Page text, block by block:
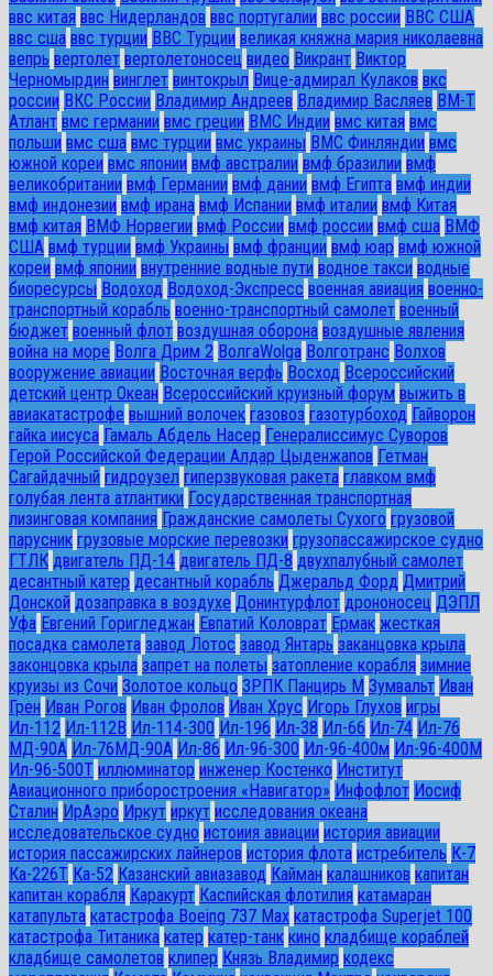
ввс китая ввс Нидерландов ввс португалии ввс россии ВВС США
ввс сша ввс турции ВВС Турции великая княжна мария николаевна
вепрь вертолет вертолетоносец видео Викрант Виктор
Черномырдин винглет винтокрыл Вице-адмирал Кулаков вкс
россии ВКС России Владимир Андреев Владимир Васляев ВМ-Т
Атлант вмс германии вмс греции ВМС Индии вмс китая вмс
польши вмс сша вмс турции вмс украины ВМС Финляндии вмс
южной кореи вмс японии вмф австралии вмф бразилии вмф
великобритании вмф Германии вмф дании вмф Египта вмф индии
вмф индонезии вмф ирана вмф Испании вмф италии вмф Китая
вмф китая ВМФ Норвегии вмф России вмф россии вмф сша ВМФ
США вмф турции вмф Украины вмф франции вмф юар вмф южной
кореи вмф японии внутренние водные пути водное такси водные
биоресурсы Водоход Водоход-Экспресс военная авиация военно-
транспортный корабль военно-транспортный самолет военный
бюджет военный флот воздушная оборона воздушные явления
война на море Волга Дрим 2 ВолгаWolga Волготранс Волхов
вооружение авиации Восточная верфь Восход Всероссийский
детский центр Океан Всероссийский круизный форум выжить в
авиакатастрофе вышний волочек газовоз газотурбоход Гайворон
гайка иисуса Гамаль Абдель Насер Генералиссимус Суворов
Герой Российской Федерации Алдар Цыденжапов Гетман
Сагайдачный гидроузел гиперзвуковая ракета главком вмф
голубая лента атлантики Государственная транспортная
лизинговая компания Гражданские самолеты Сухого грузовой
парусник грузовые морские перевозки грузопассажирское судно
ГТЛК двигатель ПД-14 двигатель ПД-8 двухпалубный самолет
десантный катер десантный корабль Джеральд Форд Дмитрий
Донской дозаправка в воздухе Донинтурфлот дрононосец ДЭПЛ
Уфа Евгений Горигледжан Евпатий Коловрат Ермак жесткая
посадка самолета завод Лотос завод Янтарь заканцовка крыла
законцовка крыла запрет на полеты затопление корабля зимние
круизы из Сочи Золотое кольцо ЗРПК Панцирь М Зумвальт Иван
Грен Иван Рогов Иван Фролов Иван Хрус Игорь Глухов игры
Ил-112 Ил-112В Ил-114-300 Ил-196 Ил-38 Ил-66 Ил-74 Ил-76
МД-90А Ил-76МД-90А Ил-86 Ил-96-300 Ил-96-400м Ил-96-400М
Ил-96-500Т иллюминатор инженер Костенко Институт
Авиационного приборостроения «Навигатор» Инфофлот Иосиф
Сталин ИрАэро Иркут иркут исследования океана
исследовательское судно истоиия авиации история авиации
история пассажирских лайнеров история флота истребитель К-7
Ка-226Т Ка-52 Казанский авиазавод Кайман калашников капитан
капитан корабля Каракурт Каспийская флотилия катамаран
катапульта катастрофа Boeing 737 Max катастрофа Superjet 100
катастрофа Титаника катер катер-танк кино кладбище кораблей
кладбище самолетов клипер Князь Владимир кодекс